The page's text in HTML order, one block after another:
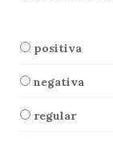
positiva
negativa
regular